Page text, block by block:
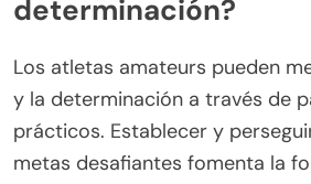
abrazan los desafíos los ven
es esencial para el éxito a largo
En resumen, la adversidad sirve
catalizador para el desarrollo